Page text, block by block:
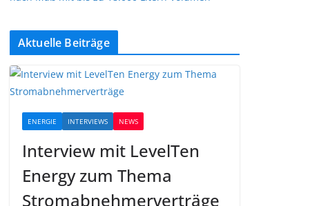
Aktuelle Beiträge
ENERGIE INTERVIEWS NEWS
Interview mit LevelTen
Energy zum Thema
Stromabnehmerverträge